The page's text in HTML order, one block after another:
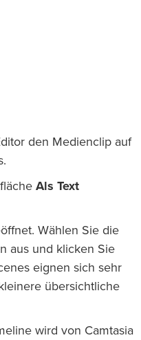
den Medienclip auf
Als Text
Wählen Sie die
aus und klicken Sie
eignen sich sehr
übersichtliche
wird von Camtasia